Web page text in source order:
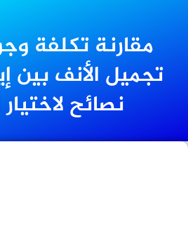
مقارنة تكلفة
تجميل الأنف بين
نصائح لاختيار